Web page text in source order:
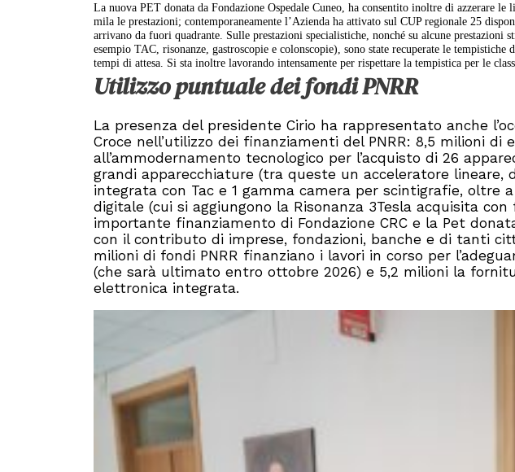
La nuova PET donata da Fondazione Ospedale Cuneo, ha consentito inoltre di azzerare le
mila le prestazioni; contemporaneamente l’Azienda ha attivato sul CUP regionale 25
arrivano da fuori quadrante. Sulle prestazioni specialistiche, nonché su alcune
esempio TAC, risonanze, gastroscopie e colonscopie), sono state recuperate le
tempi di attesa. Si sta inoltre lavorando intensamente per rispettare la tempistica per le
Utilizzo puntuale dei fondi PNRR
La presenza del presidente Cirio ha rappresentato anche
Croce nell’utilizzo dei finanziamenti del PNRR: 8,5 milioni
all’ammodernamento tecnologico per l’acquisto di 26
grandi apparecchiature (tra queste un acceleratore lineare,
integrata con Tac e 1 gamma camera per scintigrafie, oltre
digitale (cui si aggiungono la Risonanza 3Tesla acquisita
importante finanziamento di Fondazione CRC e la Pet
con il contributo di imprese, fondazioni, banche e di tanti
milioni di fondi PNRR finanziano i lavori in corso per
(che sarà ultimato entro ottobre 2026) e 5,2 milioni la
elettronica integrata.